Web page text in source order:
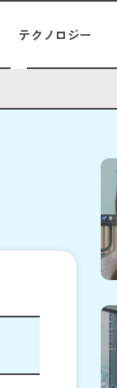
テクノロジー